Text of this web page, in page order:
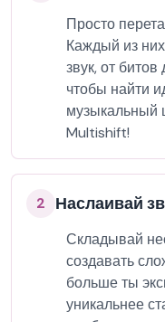
Просто
Каждый из
звук, от
чтобы найти
музыкальный
Multishift!
2 Наслаивай
Складывай
создавать
больше ты
уникальнее